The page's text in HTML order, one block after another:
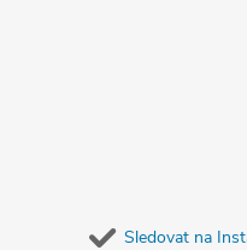
Sledovat na